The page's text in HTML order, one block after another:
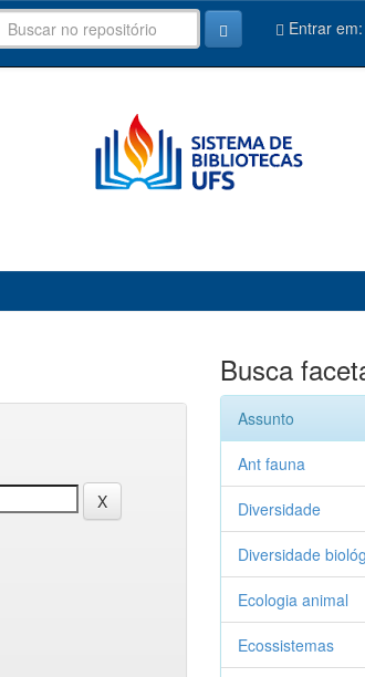
Entrar em:
Busca
Assunto
Ant fauna
Diversidade
Diversidade
Ecologia animal
Ecossistemas